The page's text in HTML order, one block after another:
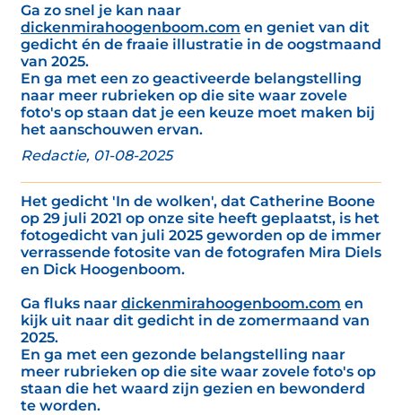
Ga zo snel je kan naar
dickenmirahoogenboom.com en geniet van dit
gedicht én de fraaie illustratie in de oogstmaand
van 2025.
En ga met een zo geactiveerde belangstelling
naar meer rubrieken op die site waar zovele
foto's op staan dat je een keuze moet maken bij
het aanschouwen ervan.
Redactie, 01-08-2025
Het gedicht 'In de wolken', dat Catherine Boone
op 29 juli 2021 op onze site heeft geplaatst, is het
fotogedicht van juli 2025 geworden op de immer
verrassende fotosite van de fotografen Mira Diels
en Dick Hoogenboom.
Ga fluks naar dickenmirahoogenboom.com en
kijk uit naar dit gedicht in de zomermaand van
2025.
En ga met een gezonde belangstelling naar
meer rubrieken op die site waar zovele foto's op
staan die het waard zijn gezien en bewonderd
te worden.